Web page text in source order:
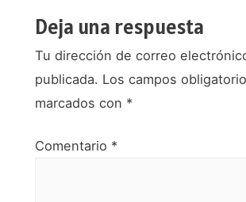
Deja una respuesta
Tu dirección de correo
publicada. Los campos
marcados con *
Comentario *